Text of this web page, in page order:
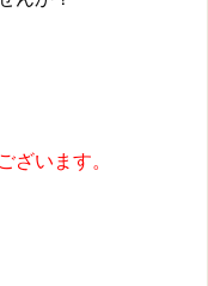
ざいます。